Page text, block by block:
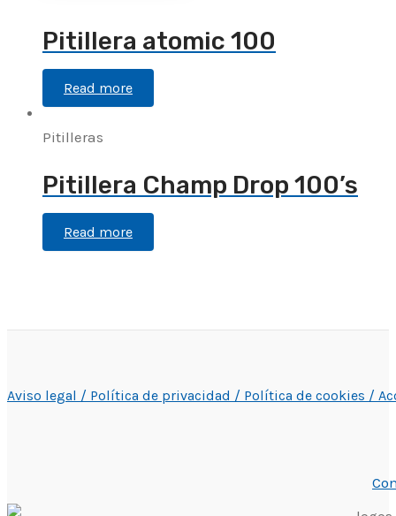
Pitillera atomic 100
Read more
Pitilleras
Pitillera Champ Drop 100’s
Read more
Aviso legal / Política de privacidad / Política de cookies /